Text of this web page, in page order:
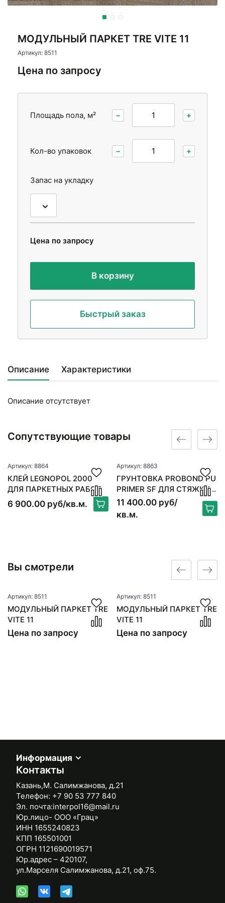
МОДУЛЬНЫЙ ПАРКЕТ TRE VITE 11
Артикул: 8511
Цена по запросу
Площадь пола, м² − +
Кол-во упаковок − +
Запас на укладку
Цена по запросу
В корзину
Быстрый заказ
Описание Характеристики
Описание отсутствует
Сопутствующие товары
Артикул: 8864
КЛЕЙ LEGNOPOL 2000
ДЛЯ ПАРКЕТНЫХ РАБОТ
6 900.00 руб/кв.м.
Артикул: 8863
ГРУНТОВКА PROBOND PU
PRIMER SF ДЛЯ СТЯЖКИ 6
КГ
11 400.00 руб/
кв.м.
Вы смотрели
Артикул: 8511
МОДУЛЬНЫЙ ПАРКЕТ TRE
VITE 11
Цена по запросу
Артикул: 8511
МОДУЛЬНЫЙ ПАРКЕТ TRE
VITE 11
Цена по запросу
Информация
Контакты
Казань,М. Салимжанова, д.21
Телефон: +7 90 53 777 840
Эл. почта:interpol16@mail.ru
Юр.лицо- ООО «Грац»
ИНН 1655240823
КПП 165501001
ОГРН 1121690019571
Юр.адрес – 420107,
ул.Марселя Салимжанова, д.21, оф.75.
Стеновые панели